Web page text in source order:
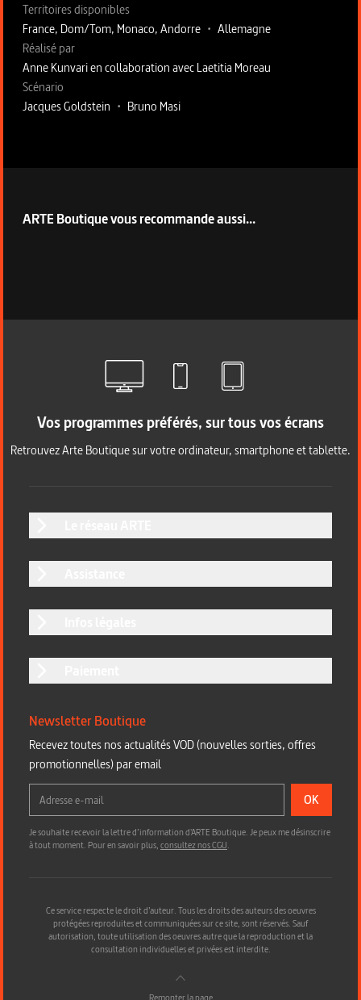
Territoires disponibles
France, Dom/Tom, Monaco, Andorre • Allemagne
Fiche technique section droite
Réalisé par
Anne Kunvari en collaboration avec Laetitia Moreau
Scénario
Jacques Goldstein • Bruno Masi
ARTE Boutique vous recommande aussi...
Vos programmes préférés, sur tous vos écrans
Retrouvez Arte Boutique sur votre ordinateur, smartphone et tablette.
Newsletter Boutique
Recevez toutes nos actualités VOD (nouvelles sorties, offres
promotionnelles) par email
OK
Je souhaite recevoir la lettre d’information d'ARTE Boutique. Je peux me désinscrire
à tout moment. Pour en savoir plus,consultez nos CGU.
Ce service respecte le droit d’auteur. Tous les droits des auteurs des oeuvres
protégées reproduites et communiquées sur ce site, sont réservés. Sauf
autorisation, toute utilisation des oeuvres autre que la reproduction et la
consultation individuelles et privées est interdite.